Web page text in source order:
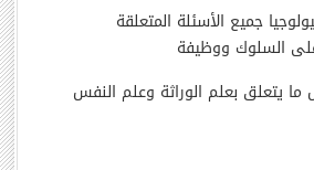
جميع الأسئلة المتعلقة
على السلوك ووظيفة
يتعلق بعلم الوراثة وعلم النفس